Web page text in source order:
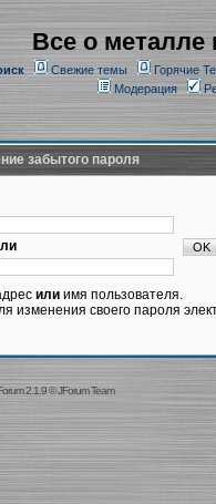
Все о металле
Свежие темы Горячие
Модерация
забытого пароля
или имя пользователя.
изменения своего пароля
2.1.9©JForum Team